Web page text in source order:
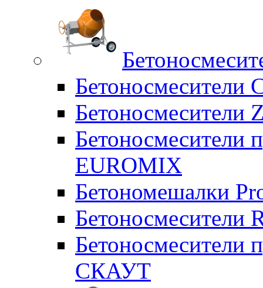
Бетоносмесители
Бетоносмесители
Бетоносмесители
EUROMIX
Бетономешалки
Бетоносмесители
Бетоносмесители
СКАУТ